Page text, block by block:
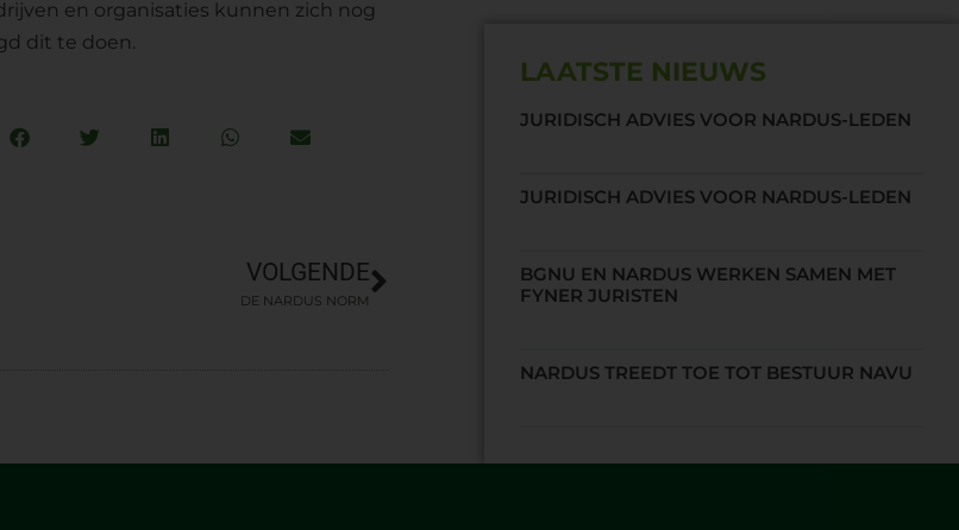
en organisaties kunnen zich nog
dit te doen.
VOLGENDE
DE NARDUS NORM
LAATSTE NIEUWS
JURIDISCH ADVIES VOOR NARDUS-LEDEN
JURIDISCH ADVIES VOOR NARDUS-LEDEN
BGNU EN NARDUS WERKEN SAMEN MET
FYNER JURISTEN
NARDUS TREEDT TOE TOT BESTUUR NAVU